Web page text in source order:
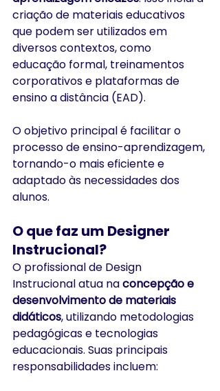
criação de materiais educativos
que podem ser utilizados em
diversos contextos, como
educação formal, treinamentos
corporativos e plataformas de
ensino a distância (EAD).
O objetivo principal é facilitar o
processo de ensino-aprendizagem,
tornando-o mais eficiente e
adaptado às necessidades dos
alunos.
O que faz um Designer
Instrucional?
O profissional de Design
Instrucional atua na concepção e
desenvolvimento de materiais
didáticos, utilizando metodologias
pedagógicas e tecnologias
educacionais. Suas principais
responsabilidades incluem:​